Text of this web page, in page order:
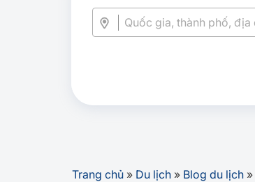
Trang chủ » Du lịch » Blog du lịch »